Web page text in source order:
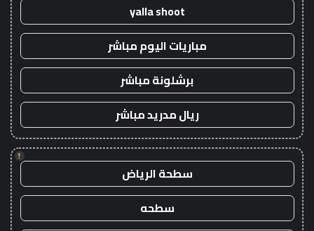
yalla shoot
مباريات اليوم مباشر
برشلونة مباشر
ريال مدريد مباشر
!
سطحة الرياض
سطحه